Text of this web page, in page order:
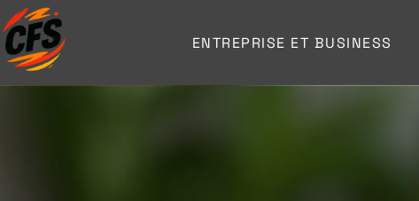
ENTREPRISE ET BUSINESS